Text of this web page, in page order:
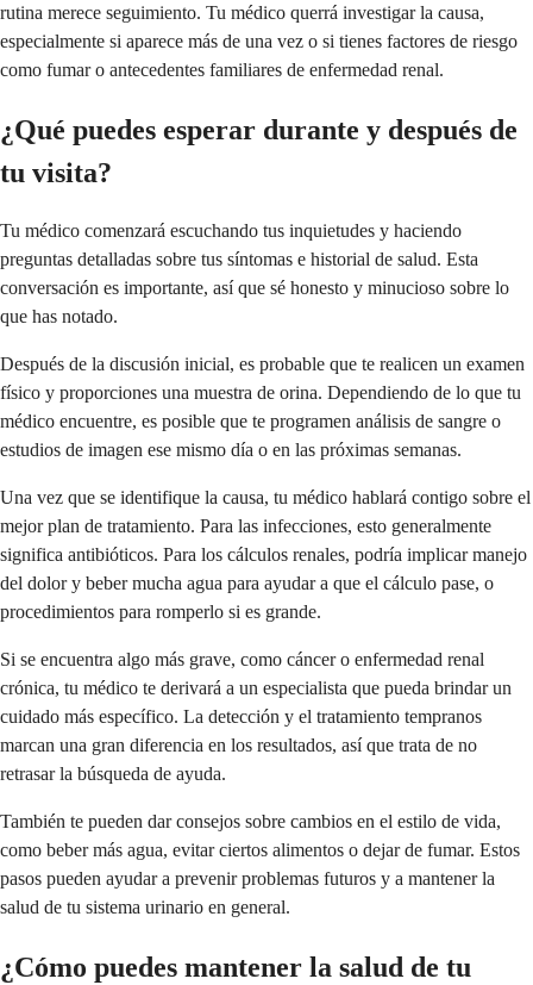
rutina merece seguimiento. Tu médico querrá investigar la causa,
especialmente si aparece más de una vez o si tienes factores de riesgo
como fumar o antecedentes familiares de enfermedad renal.
¿Qué puedes esperar durante y después de
tu visita?
Tu médico comenzará escuchando tus inquietudes y haciendo
preguntas detalladas sobre tus síntomas e historial de salud. Esta
conversación es importante, así que sé honesto y minucioso sobre lo
que has notado.
Después de la discusión inicial, es probable que te realicen un examen
físico y proporciones una muestra de orina. Dependiendo de lo que tu
médico encuentre, es posible que te programen análisis de sangre o
estudios de imagen ese mismo día o en las próximas semanas.
Una vez que se identifique la causa, tu médico hablará contigo sobre el
mejor plan de tratamiento. Para las infecciones, esto generalmente
significa antibióticos. Para los cálculos renales, podría implicar manejo
del dolor y beber mucha agua para ayudar a que el cálculo pase, o
procedimientos para romperlo si es grande.
Si se encuentra algo más grave, como cáncer o enfermedad renal
crónica, tu médico te derivará a un especialista que pueda brindar un
cuidado más específico. La detección y el tratamiento tempranos
marcan una gran diferencia en los resultados, así que trata de no
retrasar la búsqueda de ayuda.
También te pueden dar consejos sobre cambios en el estilo de vida,
como beber más agua, evitar ciertos alimentos o dejar de fumar. Estos
pasos pueden ayudar a prevenir problemas futuros y a mantener la
salud de tu sistema urinario en general.
¿Cómo puedes mantener la salud de tu